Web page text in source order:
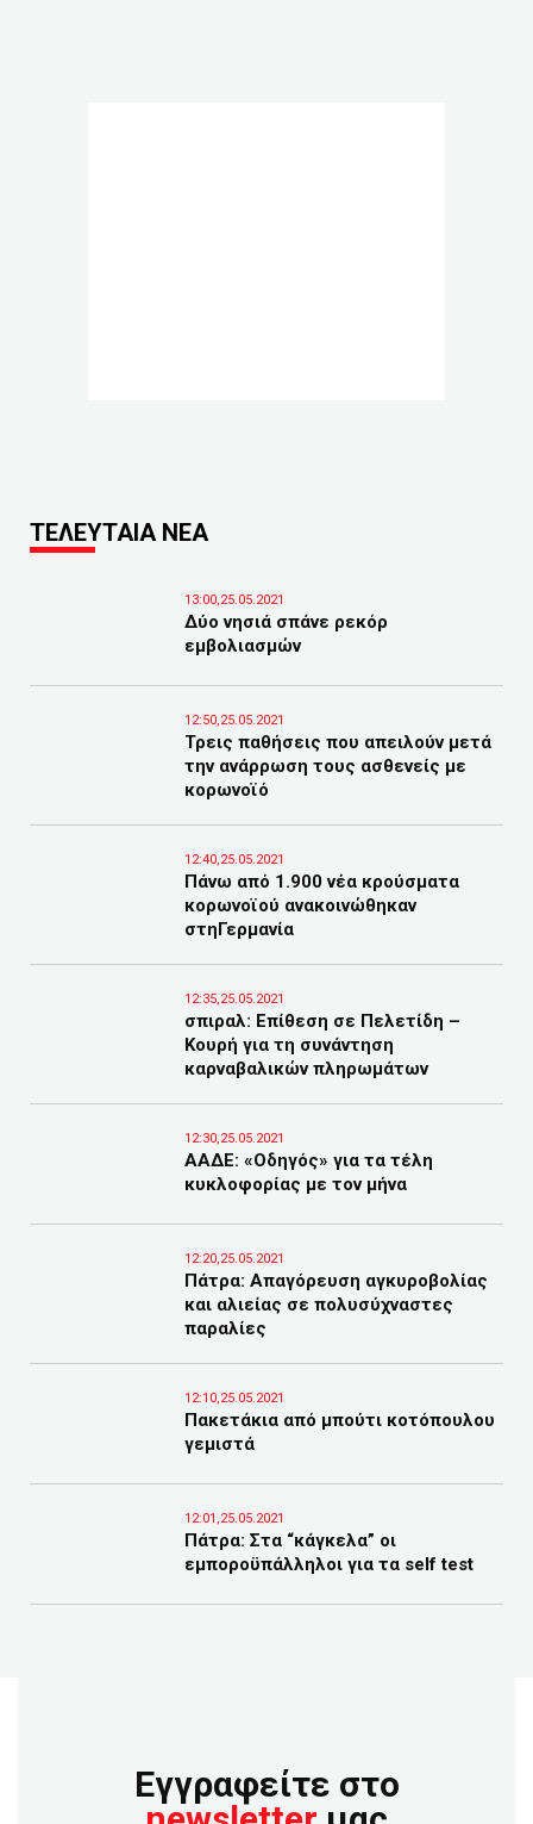
ΤΕΛΕΥΤΑΙΑ ΝΕΑ
13:00,25.05.2021
Δύο νησιά σπάνε ρεκόρ
εμβολιασμών
12:50,25.05.2021
Τρεις παθήσεις που απειλούν μετά
την ανάρρωση τους ασθενείς με
κορωνοϊό
12:40,25.05.2021
Πάνω από 1.900 νέα κρούσματα
κορωνοϊού ανακοινώθηκαν
στηΓερμανία
12:35,25.05.2021
σπιραλ: Επίθεση σε Πελετίδη –
Κουρή για τη συνάντηση
καρναβαλικών πληρωμάτων
12:30,25.05.2021
ΑΑΔΕ: «Οδηγός» για τα τέλη
κυκλοφορίας με τον μήνα
12:20,25.05.2021
Πάτρα: Απαγόρευση αγκυροβολίας
και αλιείας σε πολυσύχναστες
παραλίες
12:10,25.05.2021
Πακετάκια από μπούτι κοτόπουλου
γεμιστά
12:01,25.05.2021
Πάτρα: Στα “κάγκελα” οι
εμποροϋπάλληλοι για τα self test
Εγγραφείτε στο